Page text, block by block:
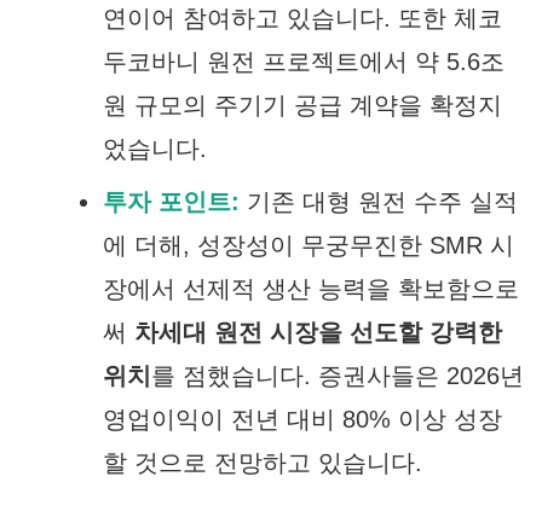
연이어 참여하고 있습니다. 또한 체코
두코바니 원전 프로젝트에서 약 5.6조
원 규모의 주기기 공급 계약을 확정지
었습니다.
투자 포인트: 기존 대형 원전 수주 실적
에 더해, 성장성이 무궁무진한 SMR 시
장에서 선제적 생산 능력을 확보함으로
써 차세대 원전 시장을 선도할 강력한
위치 를 점했습니다. 증권사들은 2026년
영업이익이 전년 대비 80% 이상 성장
할 것으로 전망하고 있습니다.